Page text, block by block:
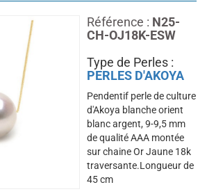
Référence : N25-
CH-OJ18K-ESW
Type de Perles :
PERLES D'AKOYA
Pendentif perle de culture
d'Akoya blanche orient
blanc argent, 9-9,5 mm
de qualité AAA montée
sur chaine Or Jaune 18k
traversante.Longueur de
45 cm